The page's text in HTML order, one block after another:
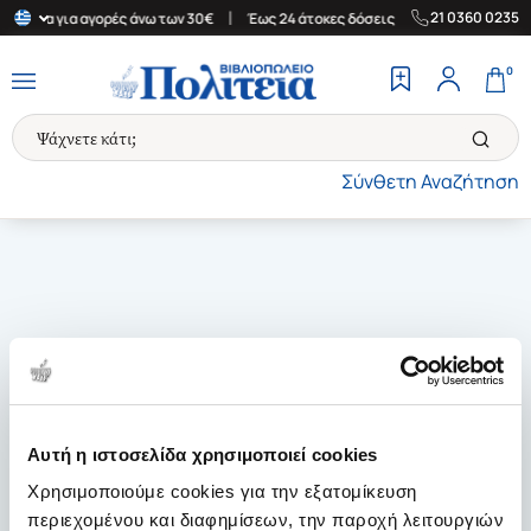
Αυτή η ιστοσελίδα χρησιμοποιεί cookies
Χρησιμοποιούμε cookies για την εξατομίκευση
περιεχομένου και διαφημίσεων, την παροχή λειτουργιών
για αγορές άνω των 30€ Έως 24 άτοκες δόσεις | Δωρεάν
21 0360 0235
Σύνθετη Αναζήτηση
0